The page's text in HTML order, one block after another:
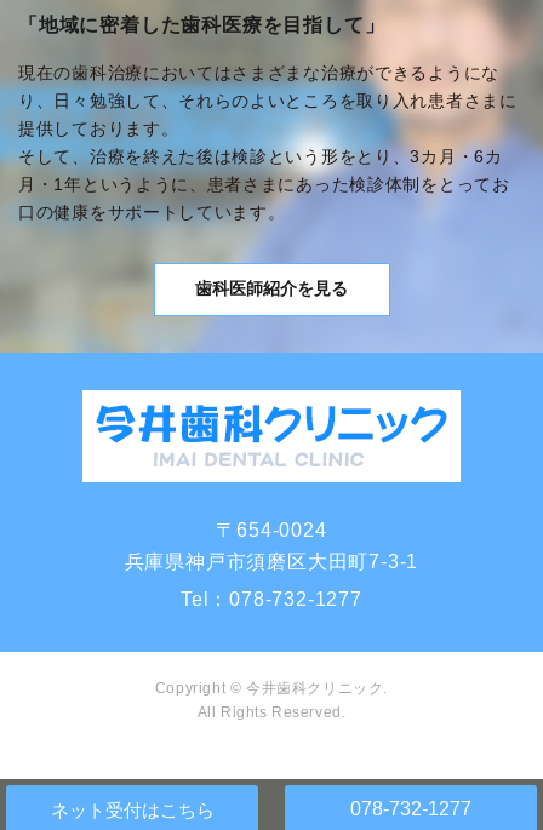
「地域に密着した歯科医療を目指して」
現在の歯科治療においてはさまざまな治療ができるようにな
り、日々勉強して、それらのよいところを取り入れ患者さまに
提供しております。
そして、治療を終えた後は検診という形をとり、3カ月・6カ
月・1年というように、患者さまにあった検診体制をとってお
口の健康をサポートしています。
歯科医師紹介を見る
ネット受付はこちら 078-732-1277
〒654-0024
兵庫県神戸市須磨区大田町7-3-1
Tel：078-732-1277
Copyright © 今井歯科クリニック.
All Rights Reserved.